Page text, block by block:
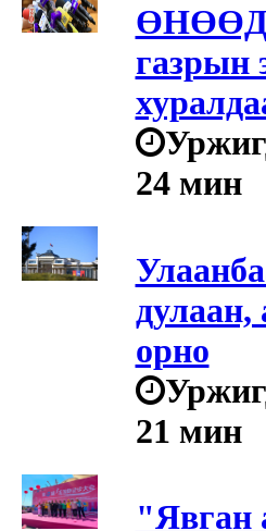
газрын
24 мин
дулаан,
орно
21 мин
"Явган